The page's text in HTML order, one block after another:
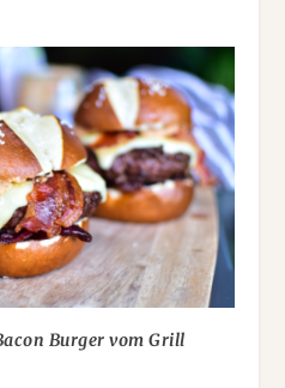
Burger vom Grill